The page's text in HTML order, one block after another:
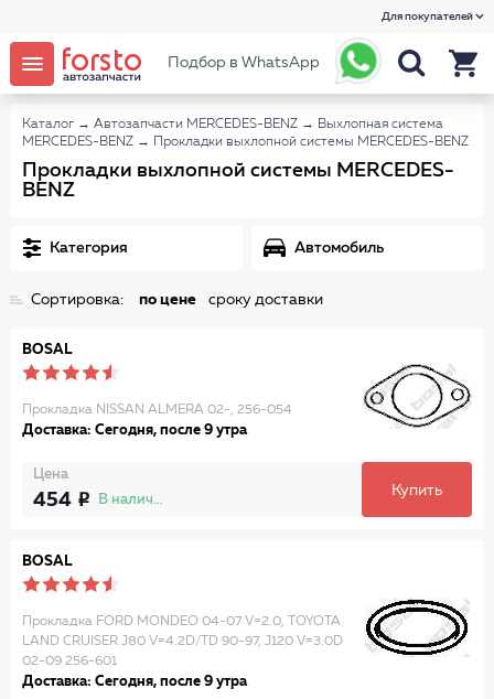
Для покупателей
Подбор в WhatsApp
Каталог → Автозапчасти MERCEDES-BENZ → Выхлопная система
MERCEDES-BENZ → Прокладки выхлопной системы MERCEDES-BENZ
Прокладки выхлопной системы MERCEDES-
BENZ
Категория Автомобиль
Сортировка: по цене сроку доставки
BOSAL
Прокладка NISSAN ALMERA 02-, 256-054
Доставка: Сегодня, после 9 утра
Цена
454 В наличии
Купить
BOSAL
Прокладка FORD MONDEO 04-07 V=2.0, TOYOTA
LAND CRUISER J80 V=4.2D/TD 90-97, J120 V=3.0D
02-09 256-601
Доставка: Сегодня, после 9 утра